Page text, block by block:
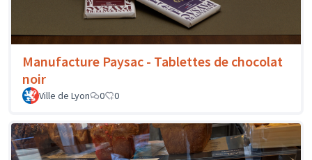
Manufacture Paysac - Tablettes de chocolat
noir
Ville de Lyon 0 0